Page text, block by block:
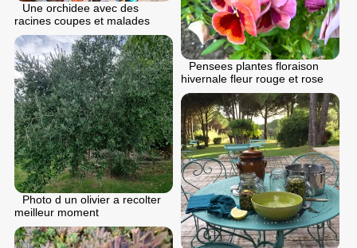
Une orchidee avec des
racines coupes et malades
Pensees plantes floraison
hivernale fleur rouge et rose
Photo d un olivier a recolter
meilleur moment